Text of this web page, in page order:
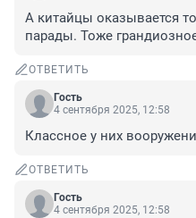
А китайцы оказывается
парады. Тоже
ОТВЕТИТЬ
Гость
4 сентября 2025, 12:58
Классное у них
ОТВЕТИТЬ
Гость
4 сентября 2025, 12:58